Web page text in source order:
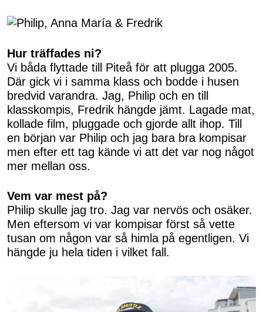
Hur träffades ni?
Vi båda flyttade till Piteå för att plugga 2005.
Där gick vi i samma klass och bodde i husen
bredvid varandra. Jag, Philip och en till
klasskompis, Fredrik hängde jämt. Lagade mat,
kollade film, pluggade och gjorde allt ihop. Till
en början var Philip och jag bara bra kompisar
men efter ett tag kände vi att det var nog något
mer mellan oss.
Vem var mest på?
Philip skulle jag tro. Jag var nervös och osäker.
Men eftersom vi var kompisar först så vette
tusan om någon var så himla på egentligen. Vi
hängde ju hela tiden i vilket fall.